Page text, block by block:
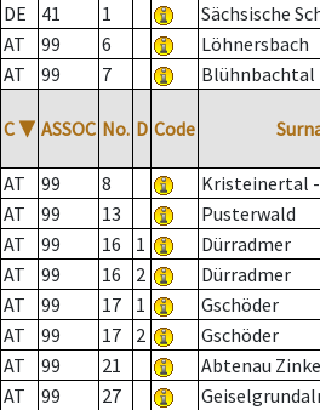
DE
41 1 Sächsische
AT
99 6 Löhnersbach
AT
99 7 Blühnbachtal
C ▼ ASSOC No. D Code
AT 99 8 Kristeinertal
AT
99 13 Pusterwald
AT
99 16 1 Dürradmer
AT
99 16 2 Dürradmer
AT
99 17 1 Gschöder
AT
99 17 2 Gschöder
AT
99 21 Abtenau
AT
99 27